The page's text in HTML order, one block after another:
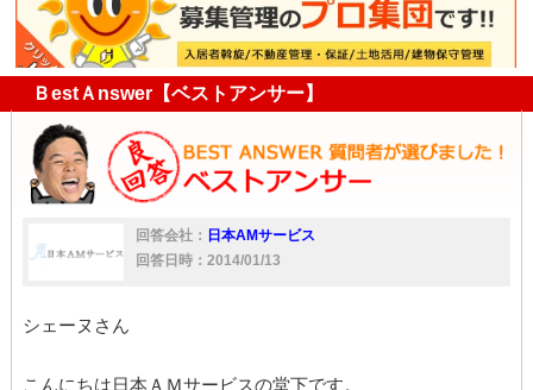
ＢestＡnswer【ベストアンサー】
回答会社： 日本AMサービス
回答日時：2014/01/13
シェーヌさん
こんにちは日本ＡＭサービスの堂下です。